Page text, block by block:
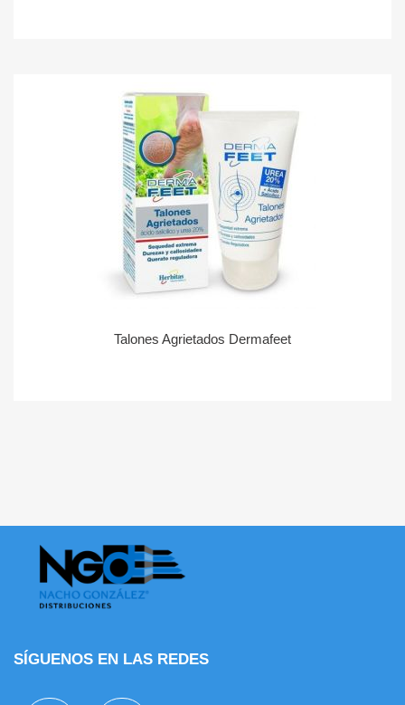
Talones Agrietados Dermafeet
SÍGUENOS EN LAS REDES